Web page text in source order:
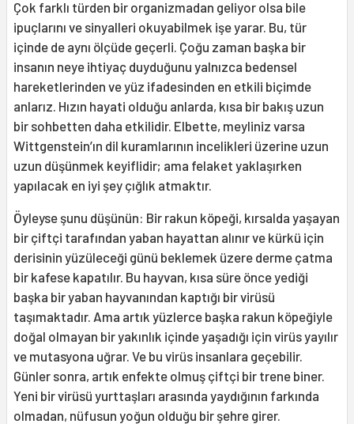
Çok farklı türden bir organizmadan geliyor olsa bile
ipuçlarını ve sinyalleri okuyabilmek işe yarar. Bu, tür
içinde de aynı ölçüde geçerli. Çoğu zaman başka bir
insanın neye ihtiyaç duyduğunu yalnızca bedensel
hareketlerinden ve yüz ifadesinden en etkili biçimde
anlarız. Hızın hayati olduğu anlarda, kısa bir bakış uzun
bir sohbetten daha etkilidir. Elbette, meyliniz varsa
Wittgenstein’ın dil kuramlarının incelikleri üzerine uzun
uzun düşünmek keyiflidir; ama felaket yaklaşırken
yapılacak en iyi şey çığlık atmaktır.
Öyleyse şunu düşünün: Bir rakun köpeği, kırsalda yaşayan
bir çiftçi tarafından yaban hayattan alınır ve kürkü için
derisinin yüzüleceği günü beklemek üzere derme çatma
bir kafese kapatılır. Bu hayvan, kısa süre önce yediği
başka bir yaban hayvanından kaptığı bir virüsü
taşımaktadır. Ama artık yüzlerce başka rakun köpeğiyle
doğal olmayan bir yakınlık içinde yaşadığı için virüs yayılır
ve mutasyona uğrar. Ve bu virüs insanlara geçebilir.
Günler sonra, artık enfekte olmuş çiftçi bir trene biner.
Yeni bir virüsü yurttaşları arasında yaydığının farkında
olmadan, nüfusun yoğun olduğu bir şehre girer.